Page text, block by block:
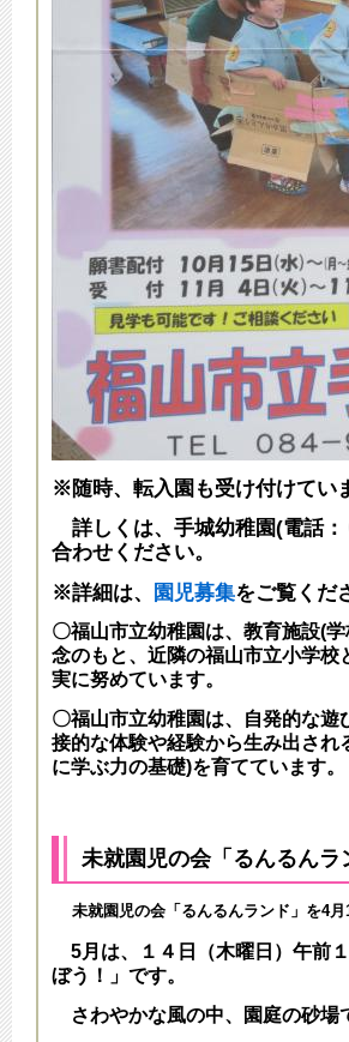
※随時、転入園も受け付けてい
詳しくは、 手城幼稚園(電話：
合わせください。
※詳細は、
園児募集をご覧くだ
〇福山市立幼稚園は、教育施設(
念のもと、近隣の福山市立小学
実に努めています。
〇福山市立幼稚園は、自発的な
接的な体験や経験から生み出さ
に学ぶ力の基礎)を育てています。
未就園児の会「るんるんラ
未就園児の会「るんるんランド」を4
5月は、１４日（木曜日）午前
ぼう！」です。
さわやかな風の中、園庭の砂場